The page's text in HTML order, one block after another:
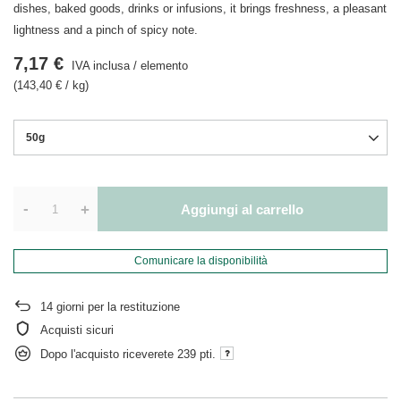
dishes, baked goods, drinks or infusions, it brings freshness, a pleasant
lightness and a pinch of spicy note.
50g
7,17 € IVA inclusa/ elemento
(143,40 € / kg)
- + Aggiungi al carrello
Comunicare la disponibilità
14 giorni per la restituzione
Acquisti sicuri
Dopo l'acquisto riceverete 239 pti.